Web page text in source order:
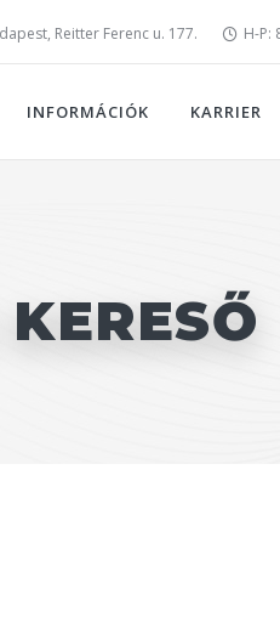
Reitter Ferenc u. 177. H-P:
INFORMÁCIÓK KARRIER